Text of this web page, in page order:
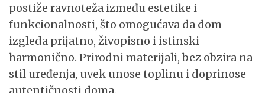
postiže ravnoteža između estetike i
funkcionalnosti, što omogućava da dom
izgleda prijatno, živopisno i istinski
harmonično. Prirodni materijali, bez obzira na
stil uređenja, uvek unose toplinu i doprinose
autentičnosti doma.